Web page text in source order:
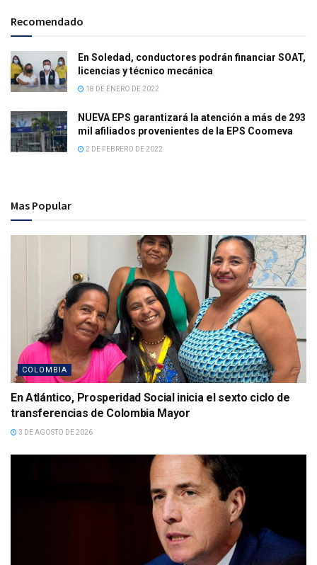
Recomendado
En Soledad, conductores podrán financiar SOAT,
licencias y técnico mecánica
18 DE ENERO DE 2022
NUEVA EPS garantizará la atención a más de 293
mil afiliados provenientes de la EPS Coomeva
2 DE FEBRERO DE 2022
Mas Popular
COLOMBIA
En Atlántico, Prosperidad Social inicia el sexto ciclo de
transferencias de Colombia Mayor
3 DE AGOSTO DE 2026